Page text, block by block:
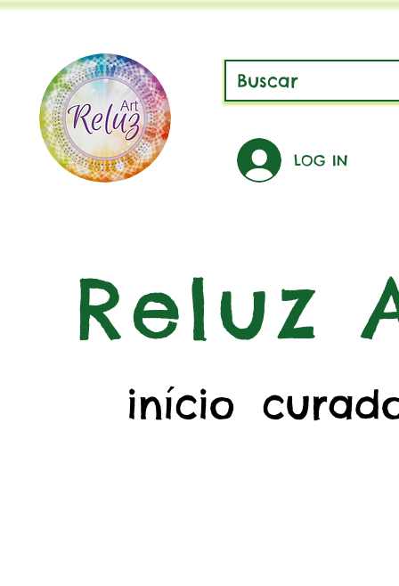
LOG IN
Reluz
início